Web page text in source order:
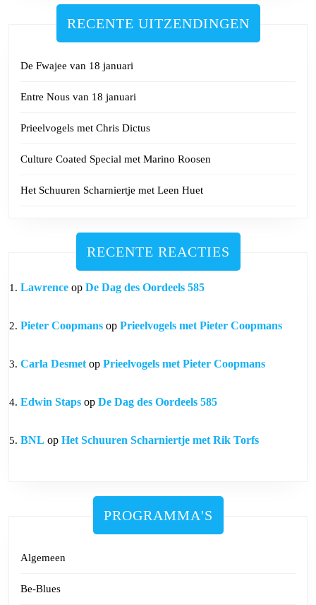
RECENTE UITZENDINGEN
De Fwajee van 18 januari
Entre Nous van 18 januari
Prieelvogels met Chris Dictus
Culture Coated Special met Marino Roosen
Het Schuuren Scharniertje met Leen Huet
RECENTE REACTIES
Lawrence op De Dag des Oordeels 585
Pieter Coopmans op Prieelvogels met Pieter Coopmans
Carla Desmet op Prieelvogels met Pieter Coopmans
Edwin Staps op De Dag des Oordeels 585
BNL op Het Schuuren Scharniertje met Rik Torfs
PROGRAMMA'S
Algemeen
Be-Blues